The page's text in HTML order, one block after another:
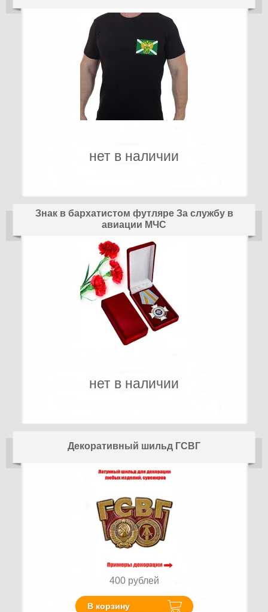
нет в наличии
Знак в бархатистом футляре За службу в
авиации МЧС
нет в наличии
Декоративный шильд ГСВГ
400 рублей
В корзину